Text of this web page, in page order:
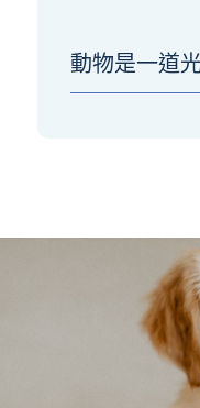
動物是一道